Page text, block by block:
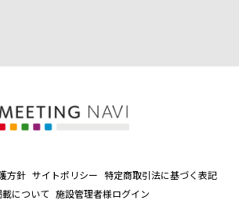
方針 サイトポリシー
特定商取引法に基づく表記
について
施設管理者様ログイン